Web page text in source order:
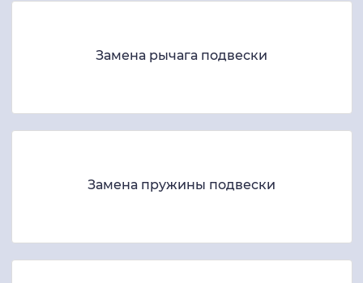
Замена рычага подвески
Замена пружины подвески